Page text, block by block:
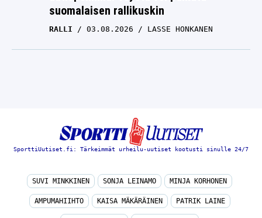
RALLI 03.08.2026 LASSE HONKANEN
SporttiUutiset.fi: Tärkeimmät urheilu-uutiset kootusti sinulle 24/7
AMPUMAHIIHTO KAISA MÄKÄRÄINEN PATRIK LAINE
RAIMO HELMINEN MIKKO RANTANEN